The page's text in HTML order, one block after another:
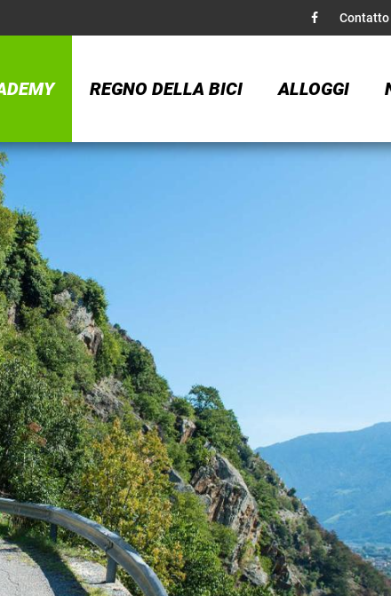
Contatto
REGNO DELLA BICI ALLOGGI